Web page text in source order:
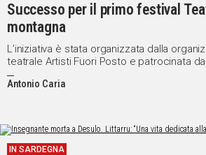
Successo per il primo festival
montagna
L’iniziativa è stata organizzata dalla
teatrale Artisti Fuori Posto e patrocinata
Comunità montana del Gennargentu
Antonio Caria
IN SARDEGNA